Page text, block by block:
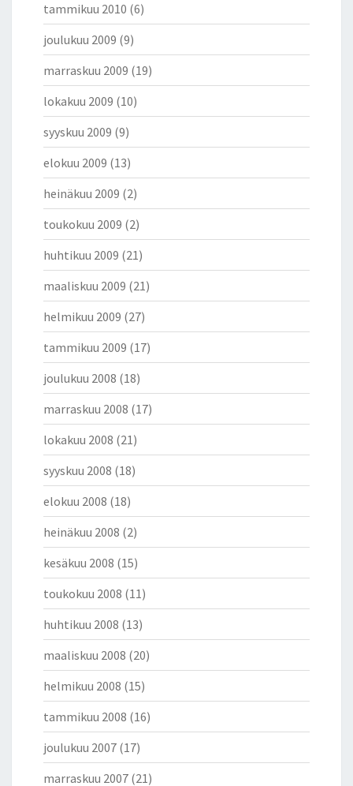
tammikuu 2010 (6)
joulukuu 2009 (9)
marraskuu 2009 (19)
lokakuu 2009 (10)
syyskuu 2009 (9)
elokuu 2009 (13)
heinäkuu 2009 (2)
toukokuu 2009 (2)
huhtikuu 2009 (21)
maaliskuu 2009 (21)
helmikuu 2009 (27)
tammikuu 2009 (17)
joulukuu 2008 (18)
marraskuu 2008 (17)
lokakuu 2008 (21)
syyskuu 2008 (18)
elokuu 2008 (18)
heinäkuu 2008 (2)
kesäkuu 2008 (15)
toukokuu 2008 (11)
huhtikuu 2008 (13)
maaliskuu 2008 (20)
helmikuu 2008 (15)
tammikuu 2008 (16)
joulukuu 2007 (17)
marraskuu 2007 (21)